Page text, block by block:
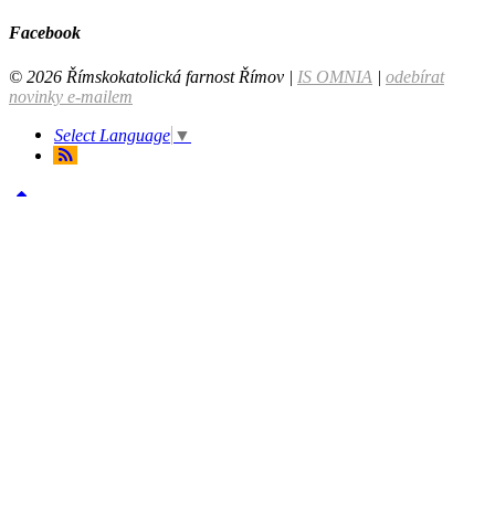
Facebook
© 2026 Římskokatolická farnost Římov | IS OMNIA | odebírat
novinky e-mailem
Select Language ▼